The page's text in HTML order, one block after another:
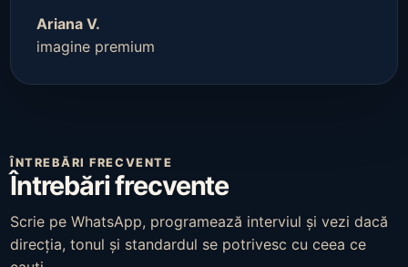
Ariana V.
imagine premium
ÎNTREBĂRI FRECVENTE
Întrebări frecvente
Scrie pe WhatsApp, programează interviul și vezi dacă
direcția, tonul și standardul se potrivesc cu ceea ce